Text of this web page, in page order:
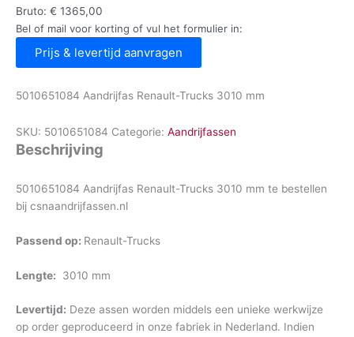
Bruto: € 1365,00
Bel of mail voor korting of vul het formulier in:
Prijs & levertijd aanvragen
5010651084 Aandrijfas Renault-Trucks 3010 mm
SKU: 5010651084 Categorie: Aandrijfassen
Beschrijving
5010651084 Aandrijfas Renault-Trucks 3010 mm te bestellen
bij csnaandrijfassen.nl
Passend op: Renault-Trucks
Lengte: 3010 mm
Levertijd: Deze assen worden middels een unieke werkwijze
op order geproduceerd in onze fabriek in Nederland. Indien